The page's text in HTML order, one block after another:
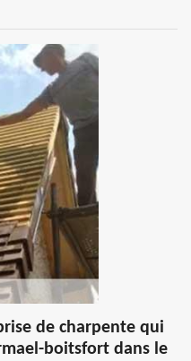
de charpente qui
boitsfort dans le